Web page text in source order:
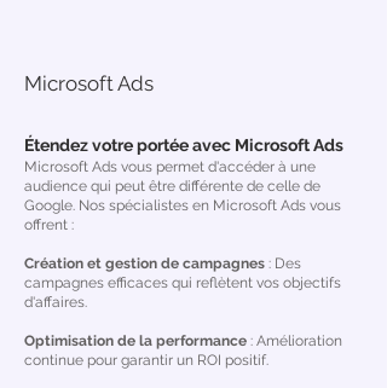
Microsoft Ads
Étendez votre portée avec Microsoft Ads
Microsoft Ads vous permet d'accéder à une
audience qui peut être différente de celle de
Google. Nos spécialistes en Microsoft Ads vous
offrent :
Création et gestion de campagnes : Des
campagnes efficaces qui reflètent vos objectifs
d'affaires.
Optimisation de la performance : Amélioration
continue pour garantir un ROI positif.